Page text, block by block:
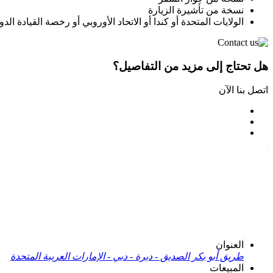
نسخة من تأشيرة الزيارة
الولايات المتحدة أو كندا أو الاتحاد الأوروبي أو رخصة القيادة
هل تحتاج إلى مزيد من التفاصيل؟
اتصل بنا الآن
العنوان
طريق أبو بكر الصديق - ديرة - دبي - الإمارات العربية المتحدة
المبيعات